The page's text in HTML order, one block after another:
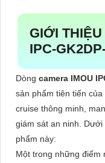
GIỚI
IPC-
Dòng camera IMOU
sản phẩm tiên tiến
cruise thông minh,
giám sát an ninh.
phẩm này:
Một trong những điểm